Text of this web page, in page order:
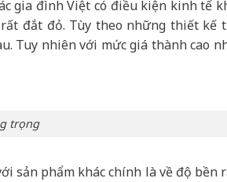
gia đình Việt có điều kiện kinh tế
đắt đỏ. Tùy theo những thiết kế
Tuy nhiên với mức giá thành cao
trọng
sản phẩm khác chính là về độ bền